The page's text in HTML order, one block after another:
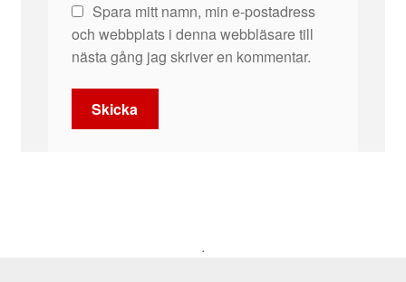
Spara mitt namn, min e-postadress
och webbplats i denna webbläsare till
nästa gång jag skriver en kommentar.
.